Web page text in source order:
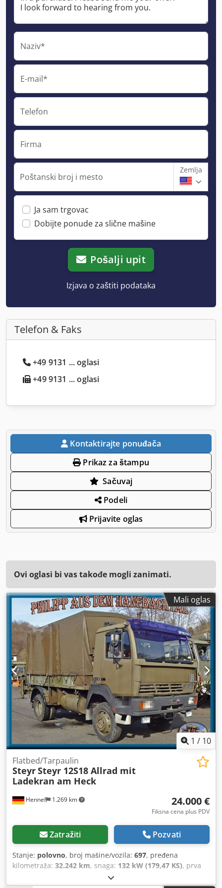
Naziv*
E-mail*
Telefon
Firma
Poštanski broj i mesto
Zemlja
Ja sam trgovac
Dobijte ponude za slične mašine
Pošalji upit
Izjava o zaštiti podataka
Telefon & Faks
+49 9131 ... oglasi
+49 9131 ... oglasi
Kontaktirajte ponuđača
Prikaz za štampu
Sačuvaj
Podeli
Prijavite oglas
Ovi oglasi bi vas takođe mogli zanimati.
Mali oglas
1 / 10
Hennef 1.269 km
Flatbed/Tarpaulin
SteyrSteyr 12S18 Allrad mit
Ladekran am Heck
24.000 €
Fiksna cena plus PDV
Zatražiti Pozvati
Stanje: polovno, broj mašine/vozila: 697, pređena
kilometraža: 32.242 km, snaga: 132 kW (179,47 KS), prva
, vrsta goriva: